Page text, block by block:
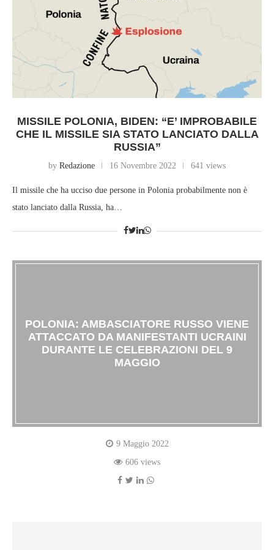
MISSILE POLONIA, BIDEN: “E’ IMPROBABILE
CHE IL MISSILE SIA STATO LANCIATO DALLA
RUSSIA”
by Redazione 16 Novembre 2022 641 views
Il missile che ha ucciso due persone in Polonia probabilmente non è
stato lanciato dalla Russia, ha…
POLONIA: AMBASCIATORE RUSSO VIENE
ATTACCATO DA MANIFESTANTI UCRAINI
DURANTE LE CELEBRAZIONI DEL 9
MAGGIO
9 Maggio 2022
606 views